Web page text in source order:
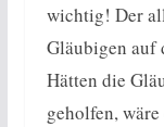
wichtig! Der
Gläubigen auf
Hätten die
geholfen,